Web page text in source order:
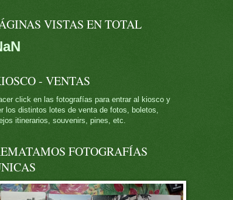
VISTAS EN TOTAL
- VENTAS
click en las fotografías para entrar al kiosco y
los distintos lotes de venta de fotos, boletos,
itinerarios, souvenirs, pines, etc.
FOTOGRAFÍAS